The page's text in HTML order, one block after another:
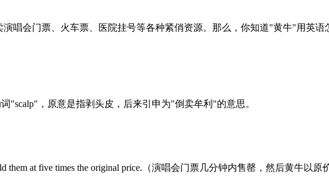
会门票、火车票、医院挂号等各种紧俏资源。那么，你知道"黄牛"用英语
"scalp"，原意是指剥头皮，后来引申为"倒卖牟利"的意思。
them at five times the original price.（演唱会门票几分钟内售罄，然后黄牛以原